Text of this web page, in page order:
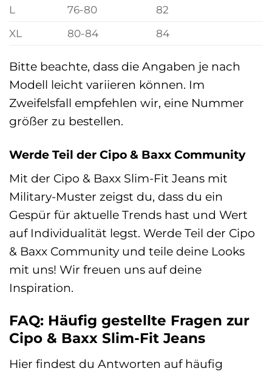
L 76-80
82
XL
80-84 84
Bitte beachte, dass die Angaben je nach
Modell leicht variieren können. Im
Zweifelsfall empfehlen wir, eine Nummer
größer zu bestellen.
Werde Teil der Cipo & Baxx Community
Mit der Cipo & Baxx Slim-Fit Jeans mit
Military-Muster zeigst du, dass du ein
Gespür für aktuelle Trends hast und Wert
auf Individualität legst. Werde Teil der Cipo
& Baxx Community und teile deine Looks
mit uns! Wir freuen uns auf deine
Inspiration.
FAQ: Häufig gestellte Fragen zur
Cipo & Baxx Slim-Fit Jeans
Hier findest du Antworten auf häufig